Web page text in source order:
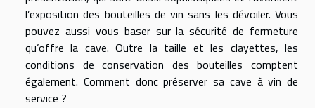
l’exposition des bouteilles de vin sans les dévoiler. Vous
pouvez aussi vous baser sur la sécurité de fermeture
qu’offre la cave. Outre la taille et les clayettes, les
conditions de conservation des bouteilles comptent
également. Comment donc préserver sa cave à vin de
service ?